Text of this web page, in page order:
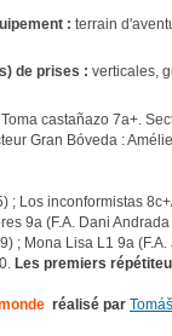
: terrain
de prises : verticales,
castañazo 7a+.
Gran Bóveda :
Los inconformistas
9a (F.A. Dani
; Mona Lisa L1 9a
Les premiers
réalisé par